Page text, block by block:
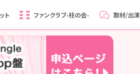
ト ファンクラブ-柱の会- 取材/出演